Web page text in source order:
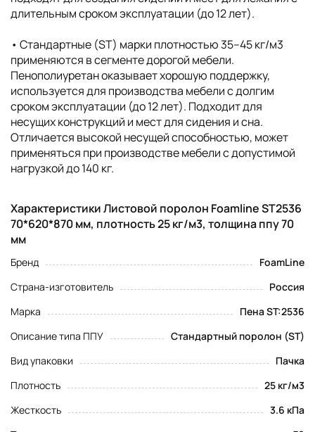
длительным сроком эксплуатации (до 12 лет).
• Стандартные (ST) марки плотностью 35–45 кг/м3
применяются в сегменте дорогой мебели.
Пенополиуретан оказывает хорошую поддержку,
используется для производства мебели с долгим
сроком эксплуатации (до 12 лет). Подходит для
несущих конструкций и мест для сидения и сна.
Отличается высокой несущей способностью, может
применяться при производстве мебели с допустимой
нагрузкой до 140 кг.
Характеристики Листовой поролон Foamline ST2536
70*620*870 мм, плотность 25 кг/м3, толщина ппу 70
мм
Бренд
FoamLine
Страна-изготовитель
Россия
Марка
Пена ST:2536
Описание типа ППУ
Стандартный поролон (ST)
Вид упаковки
Пачка
Плотность
25 кг/м3
Жесткость
3.6 кПа